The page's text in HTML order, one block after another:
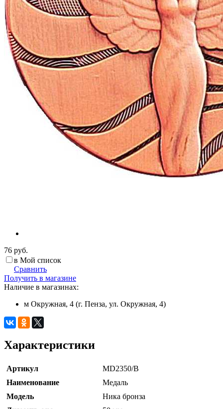
76 руб.
в Мой список
Сравнить
Получить в магазине
Наличие в магазинах:
м Окружная, 4 (г. Пенза, ул. Окружная, 4)
Характеристики
Артикул
MD2350/B
Наименование
Медаль
Модель
Ника бронза